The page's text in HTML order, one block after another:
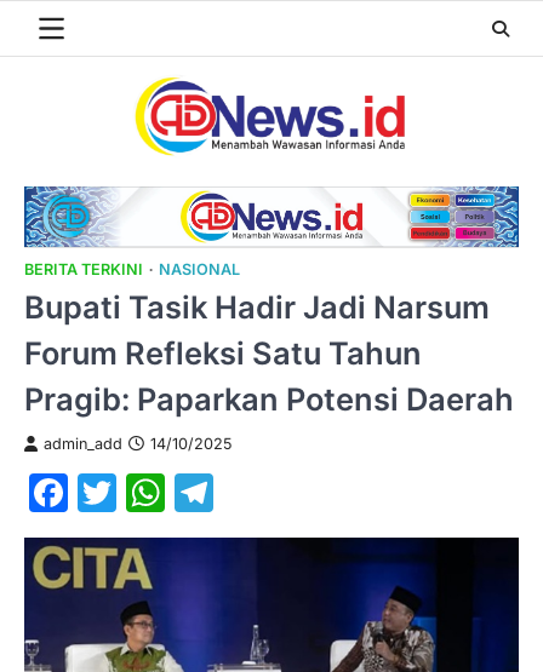
BERITA TERKINI NASIONAL
Bupati Tasik Hadir Jadi Narsum
Forum Refleksi Satu Tahun
Pragib: Paparkan Potensi Daerah
admin_add 14/10/2025
Facebook
TwitterWhatsApp